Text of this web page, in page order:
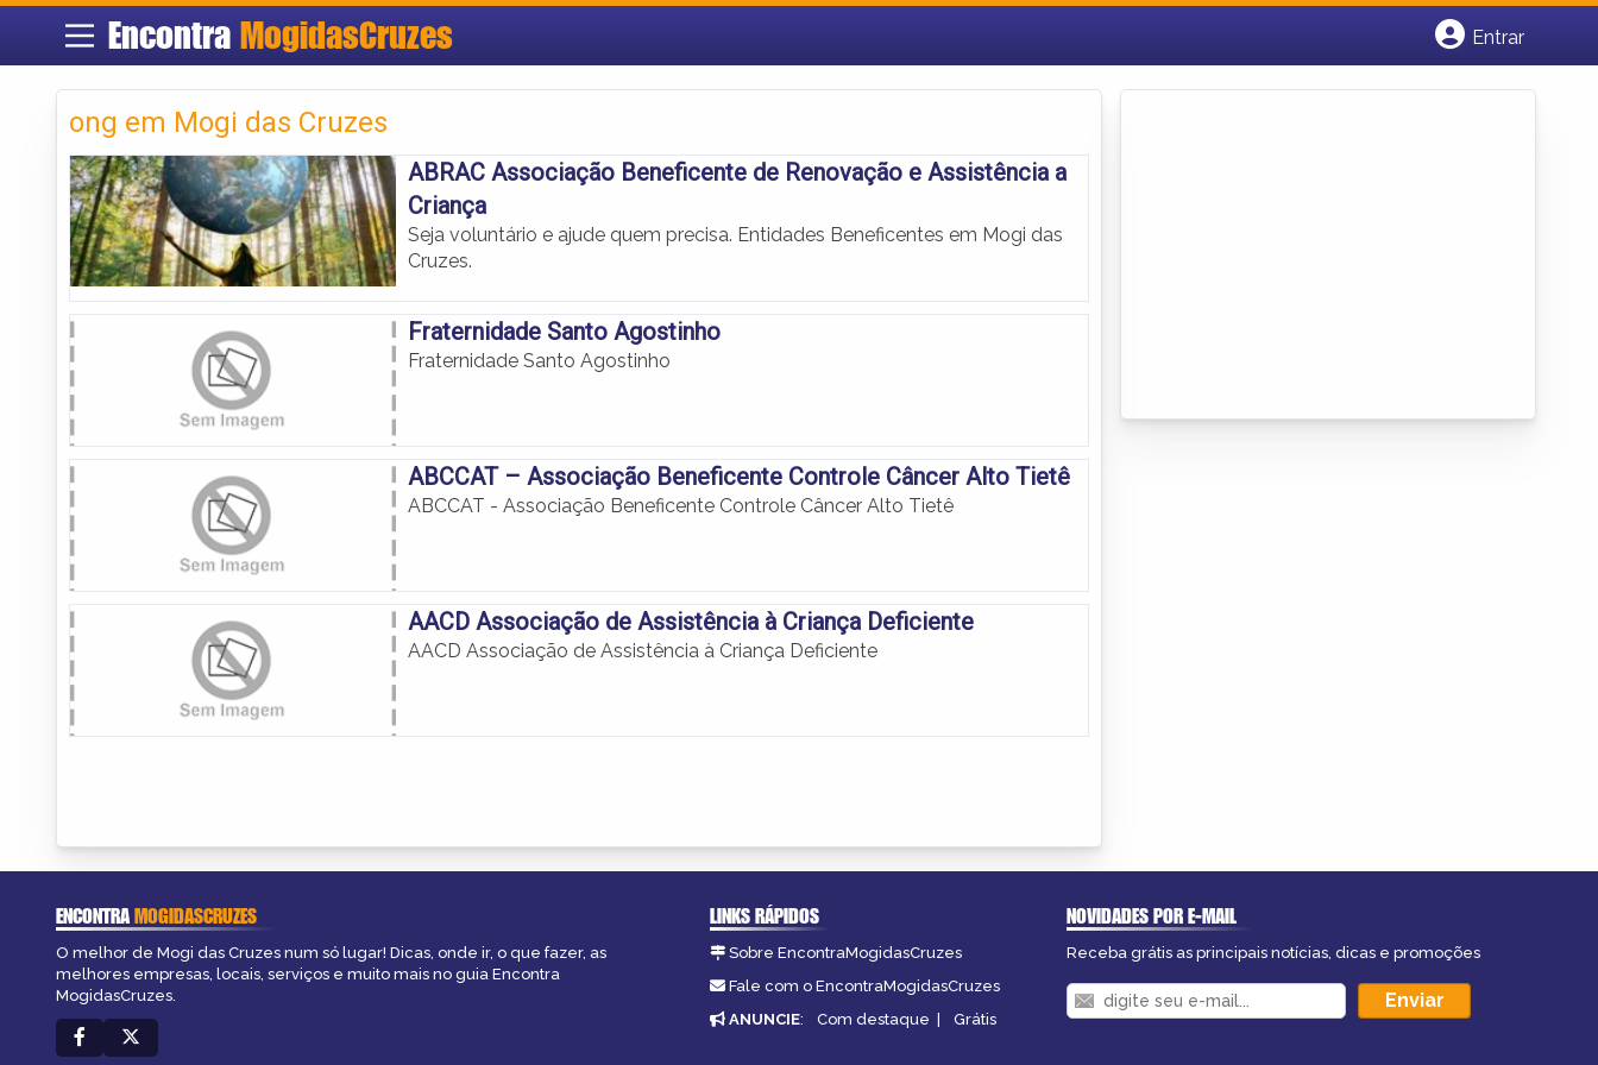
Encontra MogidasCruzes
Entrar
ong em Mogi das Cruzes
ABRAC Associação Beneficente de Renovação e Assistência a
Criança
Seja voluntário e ajude quem precisa. Entidades Beneficentes em Mogi das
Cruzes.
Fraternidade Santo Agostinho
Fraternidade Santo Agostinho
ABCCAT – Associação Beneficente Controle Câncer Alto Tietê
ABCCAT - Associação Beneficente Controle Câncer Alto Tietê
AACD Associação de Assistência à Criança Deficiente
AACD Associação de Assistência à Criança Deficiente
ENCONTRAMOGIDASCRUZES
O melhor de Mogi das Cruzes num só lugar! Dicas, onde ir, o que fazer, as
melhores empresas, locais, serviços e muito mais no guia Encontra
MogidasCruzes.
LINKS RÁPIDOS
Sobre EncontraMogidasCruzes
Fale com o EncontraMogidasCruzes
ANUNCIE: Com destaque | Grátis
NOVIDADES POR E-MAIL
Receba grátis as principais notícias, dicas e promoções